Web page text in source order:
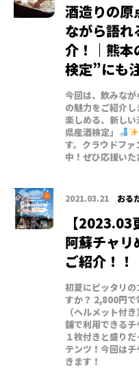
酒造りの原
ながら語れ
介！｜熊本
検定”にも
今回は、飲みな
の魅力をご紹介し
楽しめる、新し
県産酒検定」
す。クラウドフ
中！ぜひ応援い
2021.03.21 おる
【
阿蘇チャリ
ご紹介！！
初夏にピッタリ
すか？ 2,800円で
（ヘルメット付
舗で利用できる
１枚付きと盛り
テンツ！今回は
きます！